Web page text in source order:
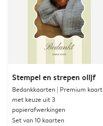
Stempel en strepen olijf
Bedankkaarten | Premium kaart
met keuze uit 3
papierafwerkingen
Set van 10 kaarten